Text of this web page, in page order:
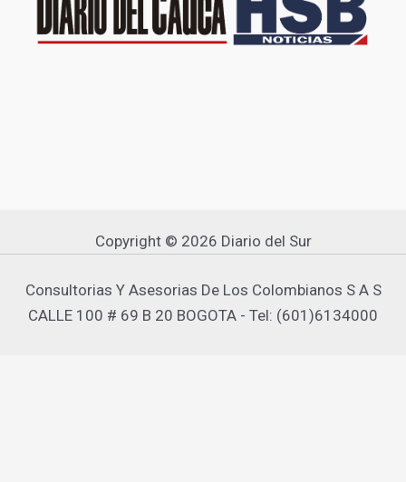
Copyright © 2026 Diario del Sur
Consultorias Y Asesorias De Los Colombianos S A S
CALLE 100 # 69 B 20 BOGOTA - Tel: (601)6134000